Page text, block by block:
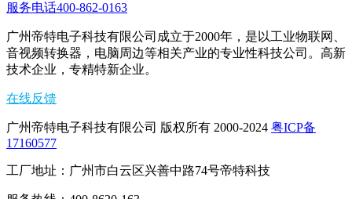
服务电话400-862-0163
广州帝特电子科技有限公司成立于2000年，是以工业物联网、
音视频转换器，电脑周边等相关产业的专业性科技公司。高新
技术企业，专精特新企业。
在线反馈
广州帝特电子科技有限公司 版权所有 2000-2024 粤ICP备
17160577
工厂地址：广州市白云区兴善中路74号帝特科技